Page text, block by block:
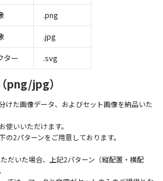
.png
.jpg
ター .svg
png/jpg）
けた画像データ、およびセット画像を納品いた
いいただけます。
の2パターンをご用意しております。
だいた場合、上記2パターン（縦配置・横配